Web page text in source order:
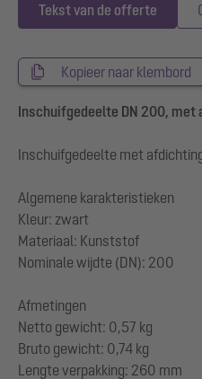
Tekst van de offerte
Kopieer naar klembord
Inschuifgedeelte DN 200, met
Inschuifgedeelte met
Algemene karakteristieken
Kleur: zwart
Materiaal: Kunststof
Nominale wijdte (DN): 200
Afmetingen
Netto gewicht: 0,57 kg
Bruto gewicht: 0,74 kg
Lengte verpakking: 260 mm